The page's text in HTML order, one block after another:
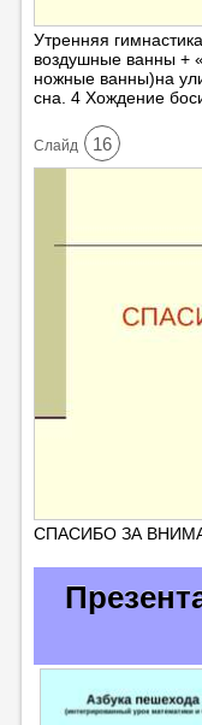
Утренняя
воздушные ванны +
ножные ванны)на
сна. 4 Хождение
Cлайд 16
СПАСИБО ЗА